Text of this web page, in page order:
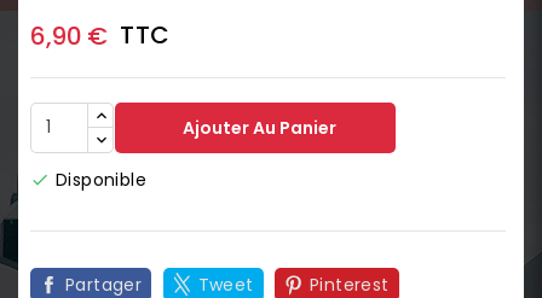
6,90 € TTC
Ajouter Au Panier
 Disponible
Partager Tweet Pinterest